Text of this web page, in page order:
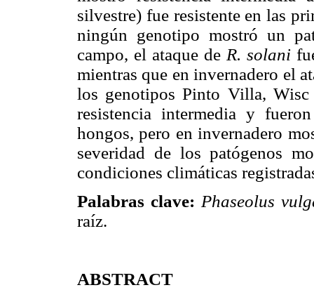
silvestre) fue resistente en las
ningún genotipo mostró un
campo, el ataque de R. solani
mientras que en invernadero el
los genotipos Pinto Villa,
resistencia intermedia y
hongos, pero en invernadero
severidad de los patógenos
condiciones climáticas
Palabras clave: Phaseolus
raíz.
ABSTRACT